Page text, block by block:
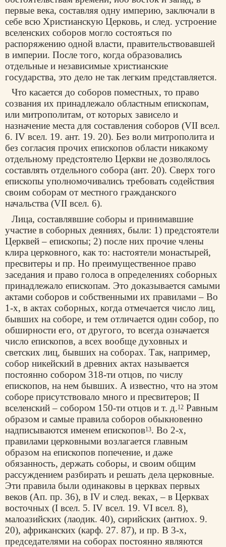
первые века, составляя одну империю, заключали в
себе всю Христианскую Церковь, и след. устроение
вселенских соборов могло состояться по
распоряжению одной власти, правительствовавшей
в империи. После того, когда образовались
отдельные и независимые христианские
государства, это дело не так легким представляется.
Что касается до соборов поместных, то право
созвания их принадлежало областным епископам,
или митрополитам, от которых зависело и
назначение места для составления соборов (VII всел.
6. IV всел. 19. ант. 19. 20). Без воли митрополита и
без согласия прочих епископов области никакому
отдельному предстоятелю Церкви не дозволялось
составлять отдельного собора (ант. 20). Сверх того
епископы уполномочивались требовать содействия
своим соборам от местного гражданского
начальства (VII всел. 6).
Лица, составлявшие соборы и принимавшие
участие в соборных деяниях, были: 1) предстоятели
Церквей – епископы; 2) после них прочие члены
клира церковного, как то: настоятели монастырей,
пресвитеры и пр. Но преимущественное право
заседания и право голоса в определениях соборных
принадлежало епископам. Это доказывается самыми
актами соборов и собственными их правилами – Во
1-х, в актах соборных, когда отмечается число лиц,
бывших на соборе, и тем отличается один собор, по
обширности его, от другого, то всегда означается
число епископов, а всех вообще духовных и
светских лиц, бывших на соборах. Так, например,
собор никейский в древних актах называется
постоянно собором 318-ти отцов, по числу
епископов, на нем бывших. А известно, что на этом
соборе присутствовало много и пресвитеров; II
вселенский – собором 150-ти отцов и т. д.12 Равным
образом и самые правила соборов обыкновенно
надписываются именем епископов13. Во 2-х,
правилами церковными возлагается главным
образом на епископов попечение, и даже
обязанность, держать соборы, и своим общим
рассуждением разбирать и решать дела церковные.
Эти правила были одинаковы в церквах первых
веков (Ап. пр. 36), в IV и след. веках, – в Церквах
восточных (I всел. 5. IV всел. 19. VI всел. 8),
малоазийских (лаодик. 40), сирийских (антиох. 9.
20), африканских (карф. 27. 87), и пр. В 3-х,
председателями на соборах постоянно являются